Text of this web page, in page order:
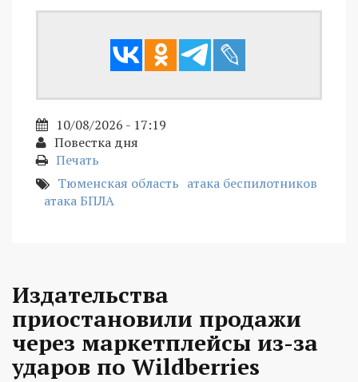
10/08/2026 - 17:19
Повестка дня
Печать
Тюменская область атака беспилотников
атака БПЛА
Издательства
приостановили продажи
через маркетплейсы из-за
ударов по Wildberries